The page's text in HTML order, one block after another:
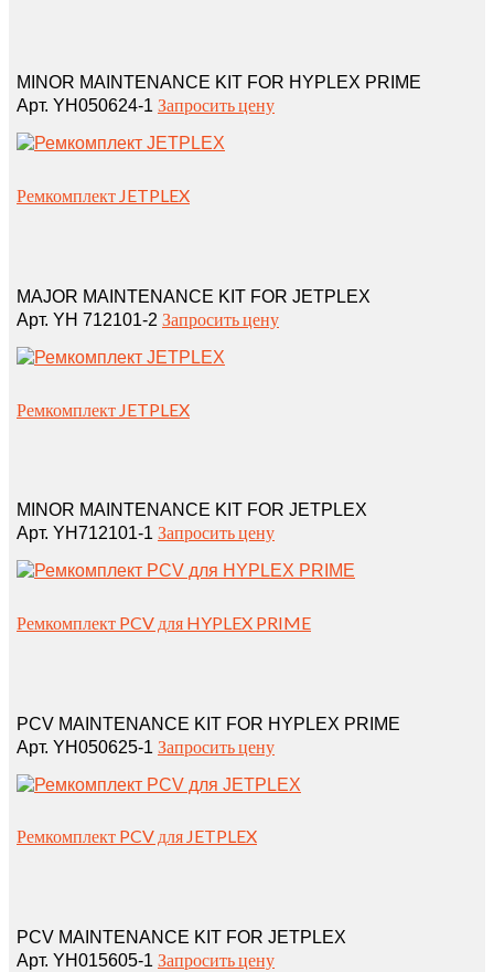
MINOR MAINTENANCE KIT FOR HYPLEX PRIME
Арт. YH050624-1 Запросить цену
Ремкомплект JETPLEX
MAJOR MAINTENANCE KIT FOR JETPLEX
Арт. YH 712101-2 Запросить цену
Ремкомплект JETPLEX
MINOR MAINTENANCE KIT FOR JETPLEX
Арт. YH712101-1 Запросить цену
Ремкомплект PCV для HYPLEX PRIME
PCV MAINTENANCE KIT FOR HYPLEX PRIME
Арт. YH050625-1 Запросить цену
Ремкомплект PCV для JETPLEX
PCV MAINTENANCE KIT FOR JETPLEX
Арт. YH015605-1 Запросить цену